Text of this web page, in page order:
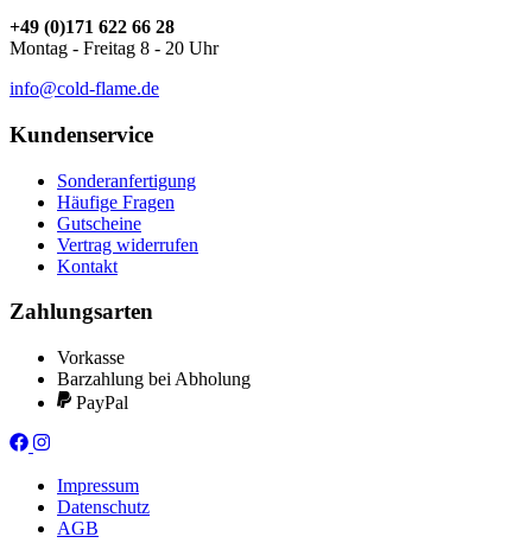
+49 (0)171 622 66 28
Montag - Freitag 8 - 20 Uhr
info@cold-flame.de
Kundenservice
Sonderanfertigung
Häufige Fragen
Gutscheine
Vertrag widerrufen
Kontakt
Zahlungsarten
Vorkasse
Barzahlung bei Abholung
PayPal
Impressum
Datenschutz
AGB